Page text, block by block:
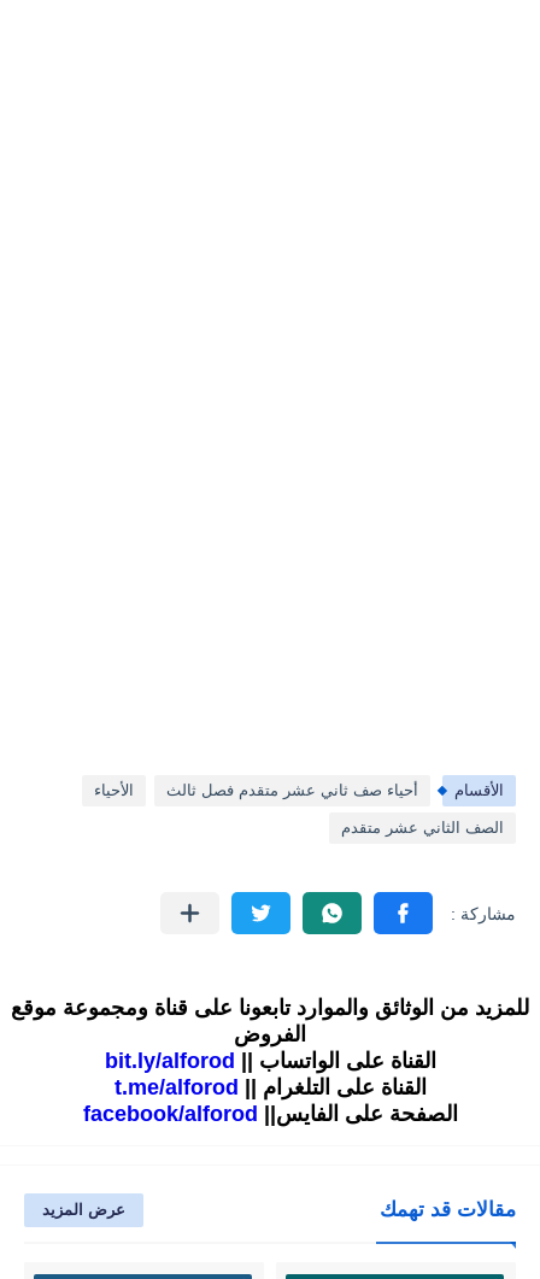
الأقسام أحياء صف ثاني عشر متقدم فصل ثالث الأحياء
الصف الثاني عشر متقدم
للمزيد من الوثائق والموارد تابعونا على قناة ومجموعة موقع
الفروض
القناة على الواتساب ||
bit.ly/alforod
القناة على التلغرام ||
t.me/alforod
الصفحة على الفايس||
facebook/alforod
مقالات قد تهمك عرض المزيد